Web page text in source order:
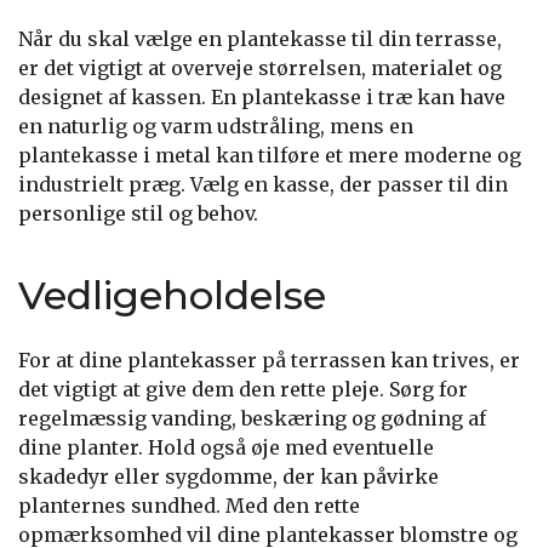
Når du skal vælge en plantekasse til din terrasse,
er det vigtigt at overveje størrelsen, materialet og
designet af kassen. En plantekasse i træ kan have
en naturlig og varm udstråling, mens en
plantekasse i metal kan tilføre et mere moderne og
industrielt præg. Vælg en kasse, der passer til din
personlige stil og behov.
Vedligeholdelse
For at dine plantekasser på terrassen kan trives, er
det vigtigt at give dem den rette pleje. Sørg for
regelmæssig vanding, beskæring og gødning af
dine planter. Hold også øje med eventuelle
skadedyr eller sygdomme, der kan påvirke
planternes sundhed. Med den rette
opmærksomhed vil dine plantekasser blomstre og